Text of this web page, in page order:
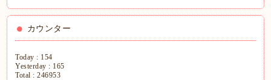
カウンター
Today : 154
Yesterday : 165
Total :246953